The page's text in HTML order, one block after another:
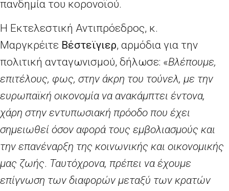
πανδημία του κορονοϊού.
Η Εκτελεστική Αντιπρόεδρος, κ.
Μαργκρέιτε Βέστεϊγιερ, αρμόδια για την
πολιτική ανταγωνισμού, δήλωσε: «Βλέπουμε,
επιτέλους, φως, στην άκρη του τούνελ, με την
ευρωπαϊκή οικονομία να ανακάμπτει έντονα,
χάρη στην εντυπωσιακή πρόοδο που έχει
σημειωθεί όσον αφορά τους εμβολιασμούς και
την επανέναρξη της κοινωνικής και οικονομικής
μας ζωής. Ταυτόχρονα, πρέπει να έχουμε
επίγνωση των διαφορών μεταξύ των κρατών